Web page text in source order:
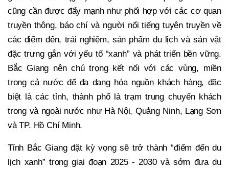
cũng cần được đẩy mạnh như phối hợp với các cơ quan
truyền thông, báo chí và người nổi tiếng tuyên truyền về
các điểm đến, trải nghiệm, sản phẩm du lịch và sản vật
đặc trưng gắn với yếu tố “xanh” và phát triển bền vững.
Bắc Giang nên chú trọng kết nối với các vùng, miền
trong cả nước để đa dạng hóa nguồn khách hàng, đặc
biệt là các tỉnh, thành phố là trạm trung chuyển khách
trong và ngoài nước như Hà Nội, Quảng Ninh, Lạng Sơn
và TP. Hồ Chí Minh.
Tỉnh Bắc Giang đặt kỳ vọng sẽ trở thành “điểm đến du
lịch xanh” trong giai đoạn 2025 - 2030 và sớm đưa du